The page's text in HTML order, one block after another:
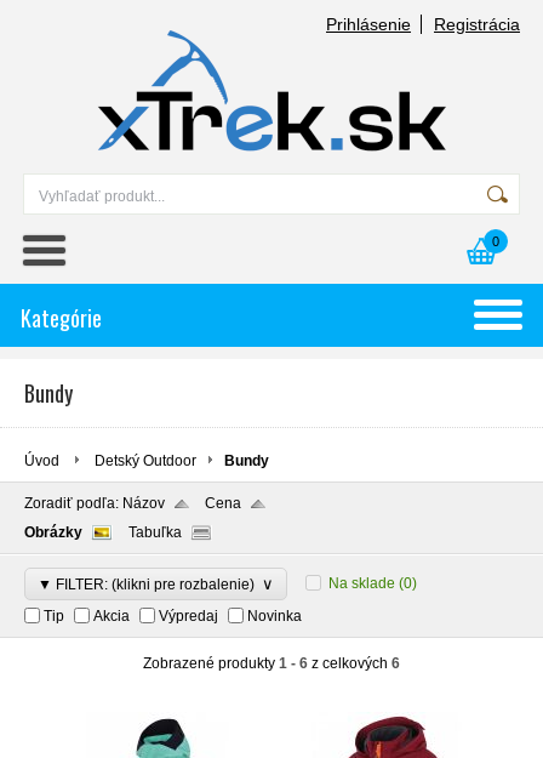
Prihlásenie Registrácia
0
Kategórie
Bundy
Úvod Detský Outdoor Bundy
Zoradiť podľa: Názov
Cena
Obrázky
Tabuľka
▼ FILTER: (klikni pre rozbalenie) ∨ Na sklade (0)
Tip
Akcia Výpredaj Novinka
Zobrazené produkty 1 - 6 z celkových 6